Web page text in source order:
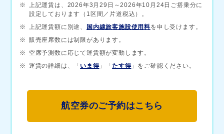
※ 上記運賃は、2026年3月29日～2026年10月24日ご搭乗分に
設定しております（1区間／片道税込）。
※ 上記運賃額に別途、 国内線旅客施設使用料を申し受けます。
※ 販売座席数には制限があります。
※
空席予測数に応じて運賃額が変動します。
※ 運賃の詳細は、「 いま得」「たす得」をご確認ください。
航空券のご予約はこちら